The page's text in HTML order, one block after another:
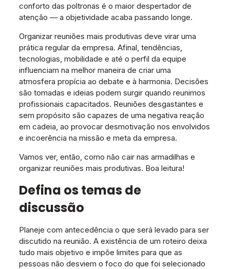
conforto das poltronas é o maior despertador de
atenção — a objetividade acaba passando longe.
Organizar reuniões mais produtivas deve virar uma
prática regular da empresa. Afinal, tendências,
tecnologias, mobilidade e até o perfil da equipe
influenciam na melhor maneira de criar uma
atmosfera propícia ao debate e à harmonia. Decisões
são tomadas e ideias podem surgir quando reunimos
profissionais capacitados. Reuniões desgastantes e
sem propósito são capazes de uma negativa reação
em cadeia, ao provocar desmotivação nos envolvidos
e incoerência na missão e meta da empresa.
Vamos ver, então, como não cair nas armadilhas e
organizar reuniões mais produtivas. Boa leitura!
Defina os temas de
discussão
Planeje com antecedência o que será levado para ser
discutido na reunião. A existência de um roteiro deixa
tudo mais objetivo e impõe limites para que as
pessoas não desviem o foco do que foi selecionado